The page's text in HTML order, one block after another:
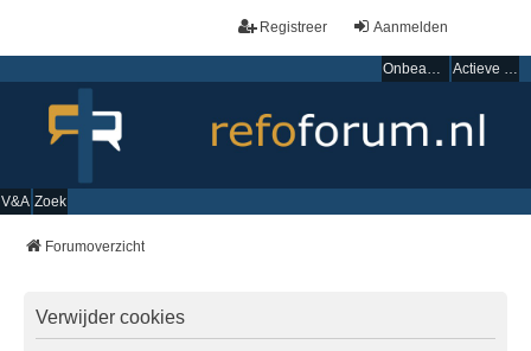
Aanmelden
Registreer
Onbeantwoorde onderwerpen Actieve onderwerpen
V&A Zoek
Forumoverzicht
Verwijder cookies